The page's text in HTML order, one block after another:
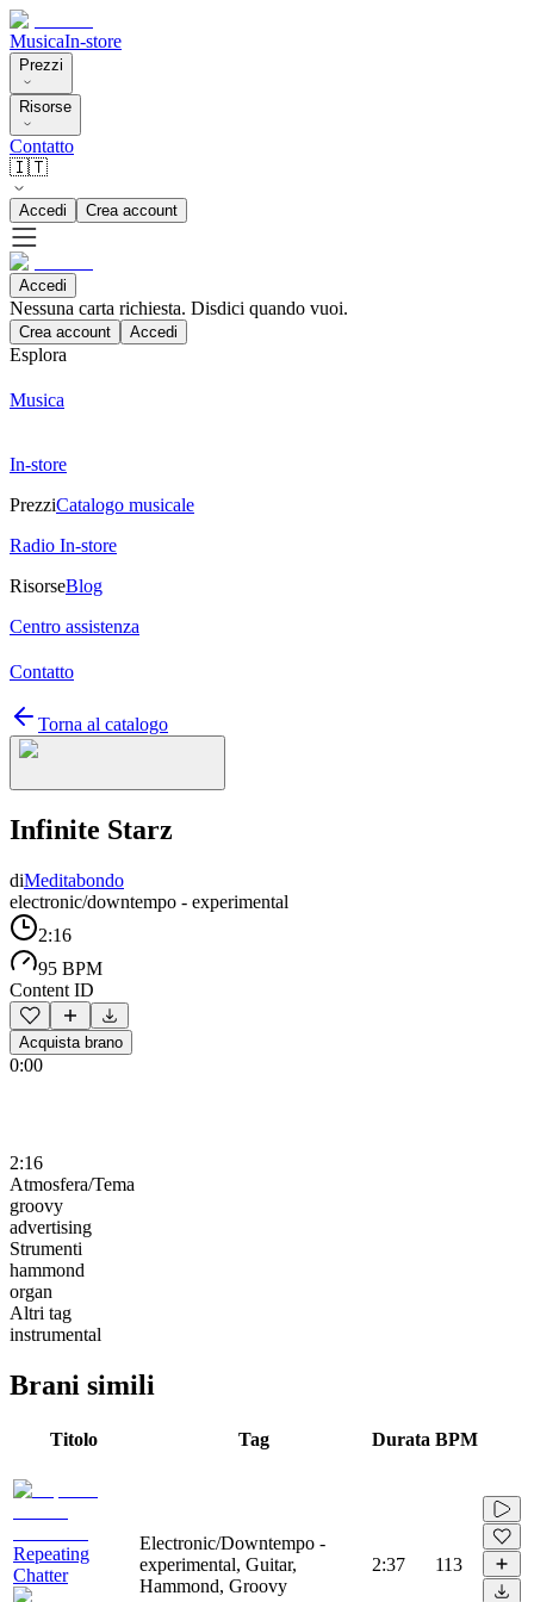
MusicaIn-store
Prezzi
Risorse
Contatto
🇮🇹
Accedi Crea account
Accedi
Nessuna carta richiesta. Disdici quando vuoi.
Crea account Accedi
Esplora
Musica
In-store
PrezziCatalogo musicale
Radio In-store
RisorseBlog
Centro assistenza
Contatto
Torna al catalogo
Infinite Starz
diMeditabondo
electronic/downtempo - experimental
2:16
95 BPM
Content ID
Acquista brano
0:00
2:16
Atmosfera/Tema
groovy
advertising
Strumenti
hammond
organ
Altri tag
instrumental
Brani simili
Titolo Tag Durata BPM
Repeating
Chatter
Electronic/Downtempo -
experimental, Guitar,
Hammond, Groovy
2:37 113